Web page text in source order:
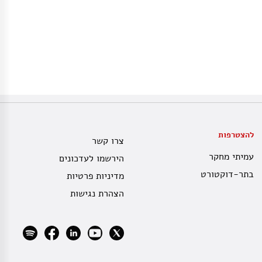
להצטרפות
עמיתי מחקר
בתר-דוקטורט
צרו קשר
הירשמו לעדכונים
מדיניות פרטיות
הצהרת נגישות